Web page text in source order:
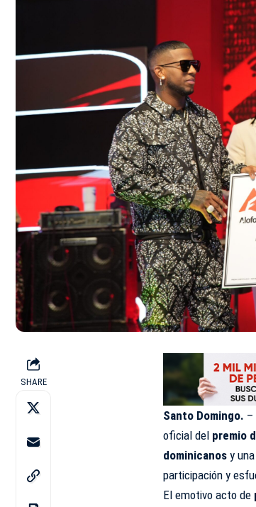
SHARE
Santo Domingo. –
oficial del premio
dominicanos y una
participación y
El emotivo acto de